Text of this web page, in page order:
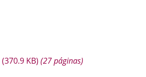
(370.9 KB) (27 páginas)